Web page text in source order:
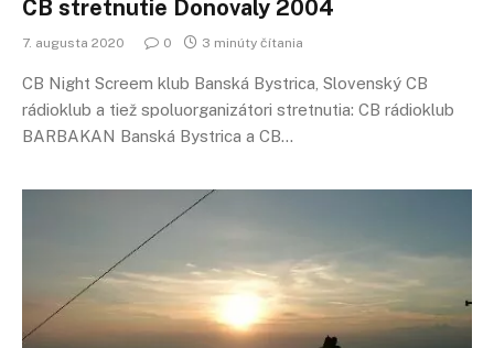
CB stretnutie Donovaly 2004
7. augusta 2020 0 3 minúty čítania
CB Night Screem klub Banská Bystrica, Slovenský CB
rádioklub a tiež spoluorganizátori stretnutia: CB rádioklub
BARBAKAN Banská Bystrica a CB…